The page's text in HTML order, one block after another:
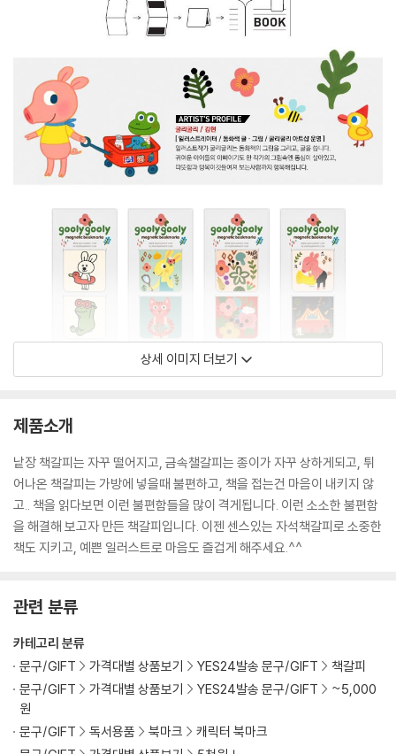
상세 이미지 더보기
제품소개
낱장 책갈피는 자꾸 떨어지고, 금속챌갈피는 종이가 자꾸 상하게되고, 튀
어나온 책갈피는 가방에 넣을때 불편하고, 책을 접는건 마음이 내키지 않
고.. 책을 읽다보면 이런 불편함들을 많이 격게됩니다. 이런 소소한 불편함
을 해결해 보고자 만든 책갈피입니다. 이젠 센스있는 자석책갈피로 소중한
책도 지키고, 예쁜 일러스트로 마음도 즐겁게 해주세요.^^
관련 분류
카테고리 분류
문구/GIFT
가격대별 상품보기 YES24발송 문구/GIFT
책갈피
문구/GIFT
가격대별 상품보기 YES24발송 문구/GIFT
~5,000
원
문구/GIFT
독서용품 북마크
캐릭터 북마크